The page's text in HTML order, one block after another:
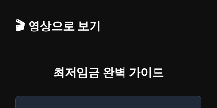
🎬 영상으로 보기
최저임금 완벽 가이드